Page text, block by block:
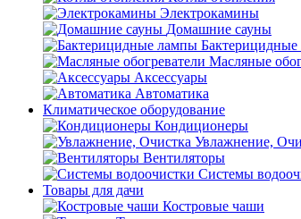
Электрокамины
Домашние сауны
Масляные
Аксессуары
Автоматика
Климатическое оборудование
Кондиционеры
Увлажнение,
Вентиляторы
Системы
Товары для дачи
Костровые чаши